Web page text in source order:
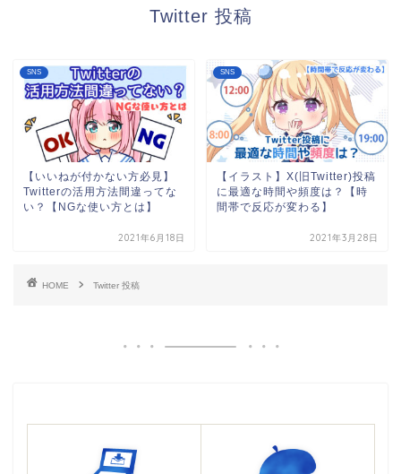
Twitter 投稿
SNS
【いいねが付かない方必見】
Twitterの活用方法間違ってな
い？【NGな使い方とは】
2021年6月18日
SNS
【イラスト】X(旧Twitter)投稿
に最適な時間や頻度は？【時
間帯で反応が変わる】
2021年3月28日
HOME Twitter 投稿